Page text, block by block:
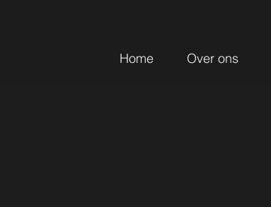
Home Over ons